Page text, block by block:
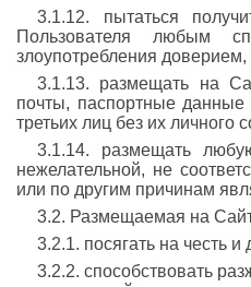
3.1.12. пытаться
Пользователя любым
злоупотребления
3.1.13. размещать на
почты, паспортные
третьих лиц без их личного
3.1.14. размещать
нежелательной, не
или по другим причинам
3.2. Размещаемая на
3.2.1. посягать на честь
3.2.2. способствовать